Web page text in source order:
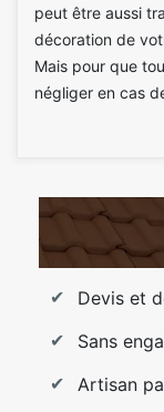
peut être aussi
décoration de
Mais pour que
négliger en cas
Devis et
Sans
Artisan